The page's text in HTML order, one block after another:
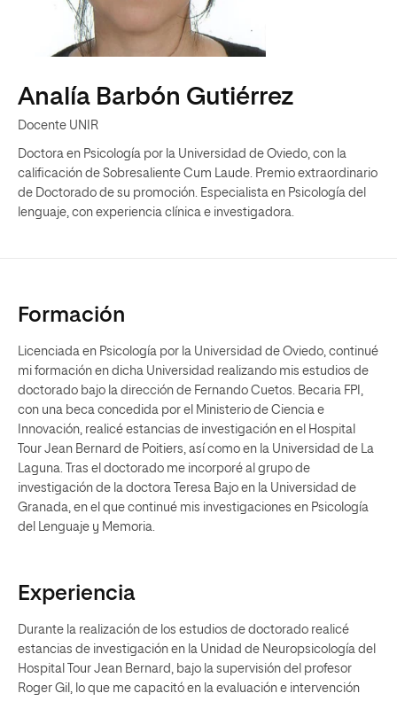
Analía Barbón Gutiérrez
Docente UNIR
Doctora en Psicología por la Universidad de Oviedo, con la
calificación de Sobresaliente Cum Laude. Premio extraordinario
de Doctorado de su promoción. Especialista en Psicología del
lenguaje, con experiencia clínica e investigadora.
Formación
Licenciada en Psicología por la Universidad de Oviedo, continué
mi formación en dicha Universidad realizando mis estudios de
doctorado bajo la dirección de Fernando Cuetos. Becaria FPI,
con una beca concedida por el Ministerio de Ciencia e
Innovación, realicé estancias de investigación en el Hospital
Tour Jean Bernard de Poitiers, así como en la Universidad de La
Laguna. Tras el doctorado me incorporé al grupo de
investigación de la doctora Teresa Bajo en la Universidad de
Granada, en el que continué mis investigaciones en Psicología
del Lenguaje y Memoria.
Experiencia
Durante la realización de los estudios de doctorado realicé
estancias de investigación en la Unidad de Neuropsicología del
Hospital Tour Jean Bernard, bajo la supervisión del profesor
Roger Gil, lo que me capacitó en la evaluación e intervención